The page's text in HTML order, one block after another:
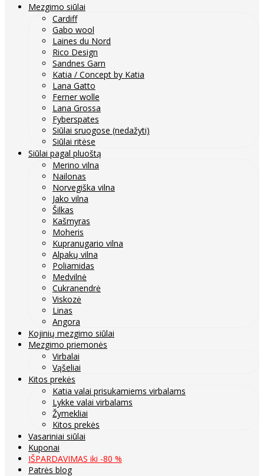
Mezgimo siūlai
Cardiff
Gabo wool
Laines du Nord
Rico Design
Sandnes Garn
Katia / Concept by Katia
Lana Gatto
Ferner wolle
Lana Grossa
Fyberspates
Siūlai sruogose (nedažyti)
Siūlai ritėse
Siūlai pagal pluoštą
Merino vilna
Nailonas
Norvegiška vilna
Jako vilna
Šilkas
Kašmyras
Moheris
Kupranugario vilna
Alpakų vilna
Poliamidas
Medvilnė
Cukranendrė
Viskozė
Linas
Angora
Kojinių mezgimo siūlai
Mezgimo priemonės
Virbalai
Vąšeliai
Kitos prekės
Katia valai prisukamiems virbalams
Lykke valai virbalams
Žymekliai
Kitos prekės
Vasariniai siūlai
Kuponai
IŠPARDAVIMAS iki -80 %
Patrės blog